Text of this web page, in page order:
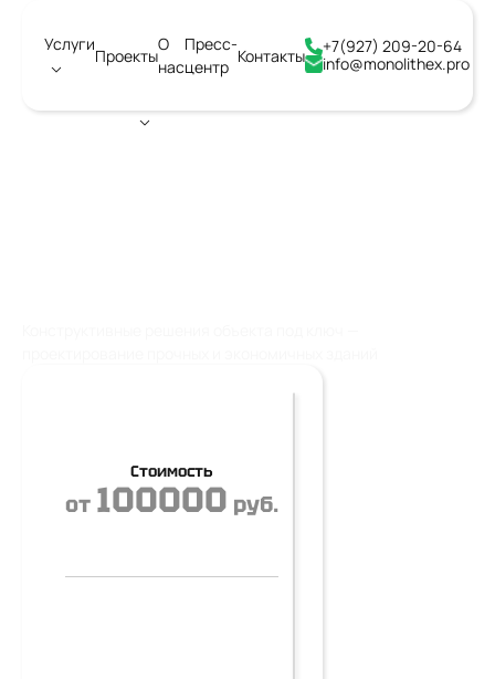
Услуги
Проекты
О
нас
Пресс-
центр
Контакты
+7(927) 209-20-64
info@monolithex.pro
Стоимость
от 100000 руб.